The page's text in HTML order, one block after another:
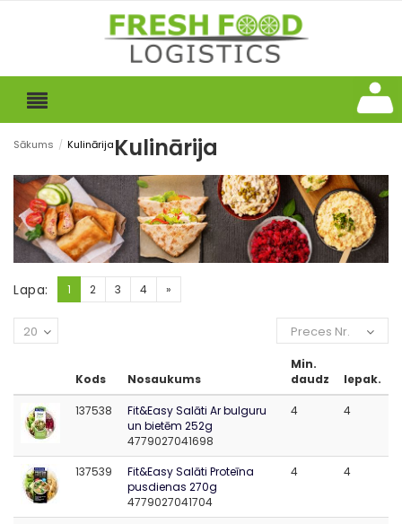
Sākums / KulinārijaKulinārija
Lapa: 1 2 3 4 »
Preces Nr.
20
Kods Nosaukums
Min.
daudz
Iepak.
137538
Fit&Easy Salāti Ar bulguru
un bietēm 252g
4779027041698
4 4
137539
Fit&Easy Salāti Proteīna
pusdienas 270g
4779027041704
4 4